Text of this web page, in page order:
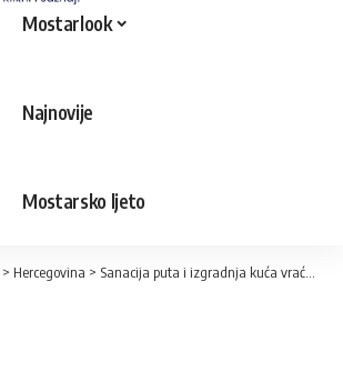
Mostarlook
Najnovije
Mostarsko ljeto
> Hercegovina > Sanacija puta i izgradnja kuća vraćaju život u Zlate